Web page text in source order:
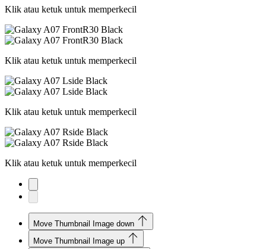
Klik atau ketuk untuk memperkecil
Klik atau ketuk untuk memperkecil
Klik atau ketuk untuk memperkecil
Klik atau ketuk untuk memperkecil
Move Thumbnail Image down
Move Thumbnail Image up